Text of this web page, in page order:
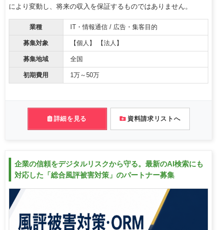
により変動し、将来の収入を保証するものではありません。
業種 IT・情報通信 / 広告・集客目的
募集対象 【個人】 【法人】
募集地域 全国
初期費用 1万～50万
詳細を見る 資料請求リストへ
企業の信頼をデジタルリスクから守る。最新のAI検索にも
対応した「総合風評被害対策」のパートナー募集